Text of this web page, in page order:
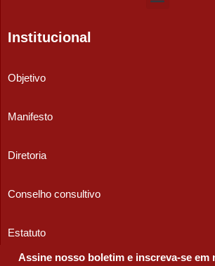
Institucional
Objetivo
Manifesto
Diretoria
Conselho consultivo
Estatuto
Assine nosso boletim e inscreva-se em